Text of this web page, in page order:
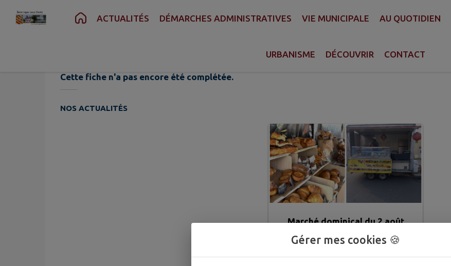
Contenu Menu Recherche Pied de page
ACTUALITÉS DÉMARCHES ADMINISTRATIVES VIE MUNICIPALE AU QUOTIDIEN
URBANISME DÉCOUVRIR CONTACT
Référents marché
Cette fiche n'a pas encore été complétée.
NOS ACTUALITÉS
Marché dominical du 2 août
Gérer mes cookies 🍪